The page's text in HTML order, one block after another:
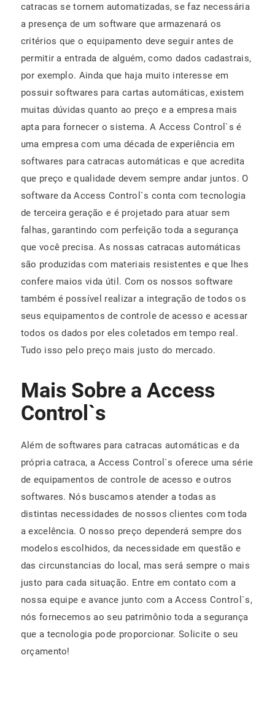
catracas se tornem automatizadas, se faz necessária
a presença de um software que armazenará os
critérios que o equipamento deve seguir antes de
permitir a entrada de alguém, como dados cadastrais,
por exemplo. Ainda que haja muito interesse em
possuir softwares para cartas automáticas, existem
muitas dúvidas quanto ao preço e a empresa mais
apta para fornecer o sistema. A Access Control`s é
uma empresa com uma década de experiência em
softwares para catracas automáticas e que acredita
que preço e qualidade devem sempre andar juntos. O
software da Access Control`s conta com tecnologia
de terceira geração e é projetado para atuar sem
falhas, garantindo com perfeição toda a segurança
que você precisa. As nossas catracas automáticas
são produzidas com materiais resistentes e que lhes
confere maios vida útil. Com os nossos software
também é possível realizar a integração de todos os
seus equipamentos de controle de acesso e acessar
todos os dados por eles coletados em tempo real.
Tudo isso pelo preço mais justo do mercado.
Mais Sobre a Access
Control`s
Além de softwares para catracas automáticas e da
própria catraca, a Access Control`s oferece uma série
de equipamentos de controle de acesso e outros
softwares. Nós buscamos atender a todas as
distintas necessidades de nossos clientes com toda
a excelência. O nosso preço dependerá sempre dos
modelos escolhidos, da necessidade em questão e
das circunstancias do local, mas será sempre o mais
justo para cada situação. Entre em contato com a
nossa equipe e avance junto com a Access Control`s,
nós fornecemos ao seu patrimônio toda a segurança
que a tecnologia pode proporcionar. Solicite o seu
orçamento!